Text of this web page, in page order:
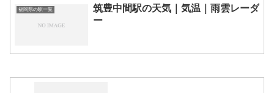
福岡県の駅一覧
筑豊中間駅の天気｜気温｜雨雲レーダ
ー